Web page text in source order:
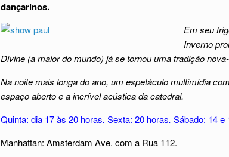
dançarinos.
Em seu
Inverno
Divine (a maior do mundo) já se tornou uma tradição
Na noite mais longa do ano, um espetáculo multimídia
espaço aberto e a incrível acústica da catedral.
Quinta: dia 17 às 20 horas. Sexta: 20 horas. Sábado: 14 e
Manhattan: Amsterdam Ave. com a Rua 112.